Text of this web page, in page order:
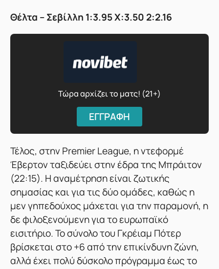
Θέλτα – Σεβίλλη 1:3.95 X:3.50 2:2.16
Τώρα αρχίζει το ματς! (21+)
ΕΓΓΡΑΦΗ
Τέλος, στην Premier League, η ντεφορμέ
Έβερτον ταξιδεύει στην έδρα της Μπράιτον
(22:15). Η αναμέτρηση είναι ζωτικής
σημασίας και για τις δύο ομάδες, καθώς η
μεν γηπεδούχος μάχεται για την παραμονή, η
δε φιλοξενούμενη για το ευρωπαϊκό
εισιτήριο. Το σύνολο του Γκρέιαμ Πότερ
βρίσκεται στο +6 από την επικίνδυνη ζώνη,
αλλά έχει πολύ δύσκολο πρόγραμμα έως το